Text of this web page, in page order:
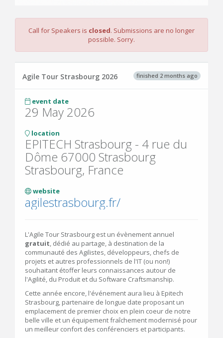
Call for Speakers is closed. Submissions are no longer
possible. Sorry.
finished 2 months ago
Agile Tour Strasbourg 2026
event date
29 May 2026
location
EPITECH Strasbourg - 4 rue du
Dôme 67000 Strasbourg
Strasbourg, France
website
agilestrasbourg.fr/
L'Agile Tour Strasbourg est un évènement annuel
gratuit, dédié au partage, à destination de la
communauté des Agilistes, développeurs, chefs de
projets et autres professionnels de l'IT (ou non!)
souhaitant étoffer leurs connaissances autour de
l'Agilité, du Produit et du Software Craftsmanship.
Cette année encore, l'événement aura lieu à Epitech
Strasbourg, partenaire de longue date proposant un
emplacement de premier choix en plein coeur de notre
belle ville et un équipement fraîchement modernisé pour
un meilleur confort des conférenciers et participants.